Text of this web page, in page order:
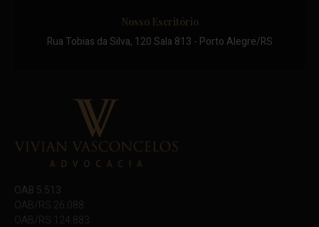
Nosso Escritório
Rua Tobias da Silva, 120 Sala 813 - Porto Alegre/RS
OAB 5.513
OAB/RS 26.088
OAB/RS 124.883